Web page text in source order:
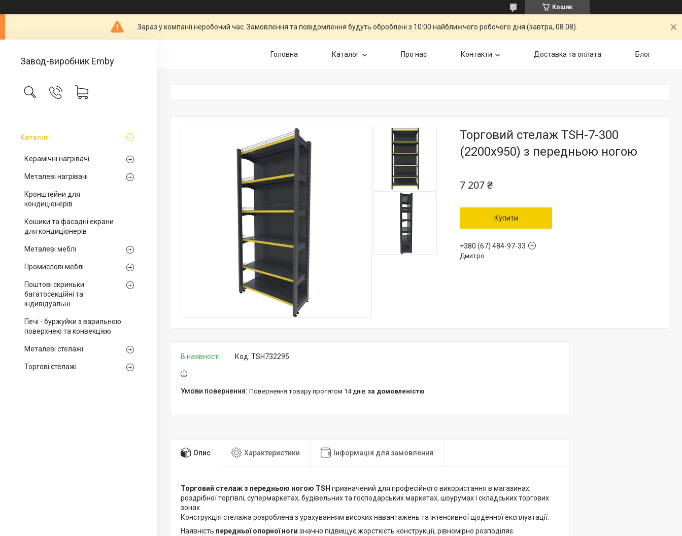
Кошик
Зараз у компанії неробочий час. Замовлення та повідомлення будуть оброблені з 10:00 найближчого робочого дня (завтра, 08.08).
Завод-виробник Emby
Каталог
Керамічні нагрівачі
Металеві нагрівачі
Кронштейни для
кондиціонерів
Кошики та фасадні екрани
для кондиціонерів
Металеві меблі
Промислові меблі
Поштові скриньки
багатосекційні та
індивідуальні
Печі - буржуйки з варильною
поверхнею та конвекцією
Металеві стелажі
Торгові стелажі
Головна Каталог Про нас Контакти Доставка та оплата Блог
Торговий стелаж TSH-7-300
(2200х950) з передньою ногою
7 207 ₴
Купити
+380 (67) 484-97-33
Дмитро
В наявності Код: TSH732295
повернення товару протягом 14 днів за домовленістю
Опис Характеристики Інформація для замовлення
Торговий стелаж з передньою ногою TSH призначений для професійного використання в магазинах
роздрібної торгівлі, супермаркетах, будівельних та господарських маркетах, шоурумах і складських торгових
зонах.
Конструкція стелажа розроблена з урахуванням високих навантажень та інтенсивної щоденної експлуатації.
Наявність передньої опорної ноги значно підвищує жорсткість конструкції, рівномірно розподіляє